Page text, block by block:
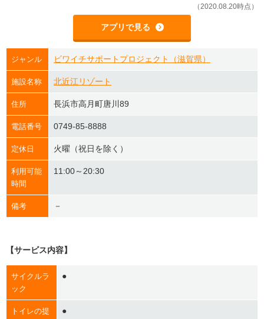
（2020.08.20時点）
アプリで見る
ジャンル ビワイチサポートプロジェクト（滋賀県）
施設名称 北近江リゾート
住所 長浜市高月町唐川89
電話番号 0749-85-8888
定休日 火曜（祝日を除く）
利用可能
時間
11:00～20:30
備考 －
【サービス内容】
サイクルラ
ック
●
トイレの提
●